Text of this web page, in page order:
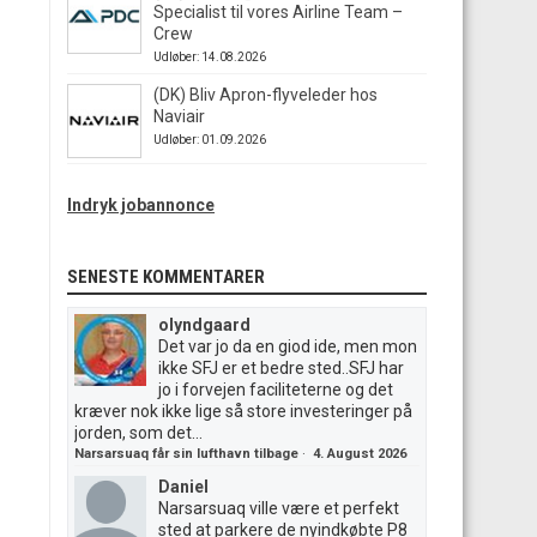
Specialist til vores Airline Team –
Crew
Udløber: 14.08.2026
(DK) Bliv Apron-flyveleder hos
Naviair
Udløber: 01.09.2026
Indryk jobannonce
SENESTE KOMMENTARER
olyndgaard
Det var jo da en giod ide, men mon
ikke SFJ er et bedre sted..SFJ har
jo i forvejen faciliteterne og det
kræver nok ikke lige så store investeringer på
jorden, som det...
Narsarsuaq får sin lufthavn tilbage · 4. August 2026
Daniel
Narsarsuaq ville være et perfekt
sted at parkere de nyindkøbte P8